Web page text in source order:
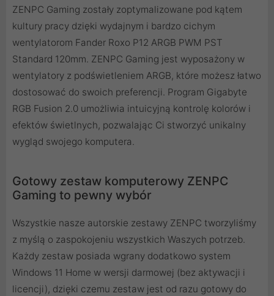
ZENPC Gaming zostały zoptymalizowane pod kątem
kultury pracy dzięki wydajnym i bardzo cichym
wentylatorom Fander Roxo P12 ARGB PWM PST
Standard 120mm. ZENPC Gaming jest wyposażony w
wentylatory z podświetleniem ARGB, które możesz łatwo
dostosować do swoich preferencji. Program Gigabyte
RGB Fusion 2.0 umożliwia intuicyjną kontrolę kolorów i
efektów świetlnych, pozwalając Ci stworzyć unikalny
wygląd swojego komputera.
Gotowy zestaw komputerowy ZENPC
Gaming to pewny wybór
Wszystkie nasze autorskie zestawy ZENPC tworzyliśmy
z myślą o zaspokojeniu wszystkich Waszych potrzeb.
Każdy zestaw posiada wgrany dodatkowo system
Windows 11 Home w wersji darmowej (bez aktywacji i
licencji), dzięki czemu zestaw jest od razu gotowy do